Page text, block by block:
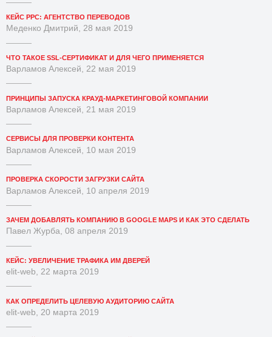
КЕЙС PPC: АГЕНТСТВО ПЕРЕВОДОВ
Меденко Дмитрий, 28 мая 2019
ЧТО ТАКОЕ SSL-СЕРТИФИКАТ И ДЛЯ ЧЕГО ПРИМЕНЯЕТСЯ
Варламов Алексей, 22 мая 2019
ПРИНЦИПЫ ЗАПУСКА КРАУД-МАРКЕТИНГОВОЙ КОМПАНИИ
Варламов Алексей, 21 мая 2019
СЕРВИСЫ ДЛЯ ПРОВЕРКИ КОНТЕНТА
Варламов Алексей, 10 мая 2019
ПРОВЕРКА СКОРОСТИ ЗАГРУЗКИ САЙТА
Варламов Алексей, 10 апреля 2019
ЗАЧЕМ ДОБАВЛЯТЬ КОМПАНИЮ В GOOGLE MAPS И КАК ЭТО СДЕЛАТЬ
Павел Журба, 08 апреля 2019
КЕЙС: УВЕЛИЧЕНИЕ ТРАФИКА ИМ ДВЕРЕЙ
elit-web, 22 марта 2019
КАК ОПРЕДЕЛИТЬ ЦЕЛЕВУЮ АУДИТОРИЮ САЙТА
elit-web, 20 марта 2019